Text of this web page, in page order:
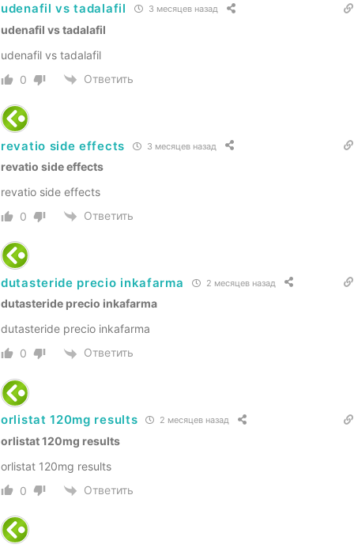
udenafil vs tadalafil 3 месяцев назад
udenafil vs tadalafil
udenafil vs tadalafil
0
Ответить
revatio side effects 3 месяцев назад
revatio side effects
revatio side effects
0
Ответить
dutasteride precio inkafarma 2 месяцев назад
dutasteride precio inkafarma
dutasteride precio inkafarma
0
Ответить
orlistat 120mg results 2 месяцев назад
orlistat 120mg results
orlistat 120mg results
0
Ответить